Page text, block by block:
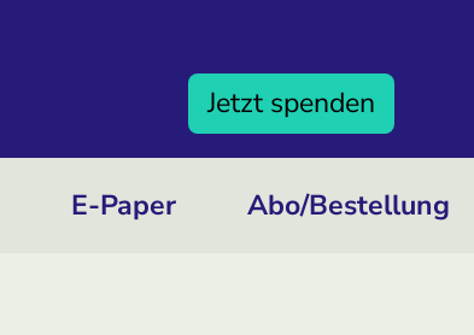
Jetzt spenden
E-Paper Abo/­Bestellung